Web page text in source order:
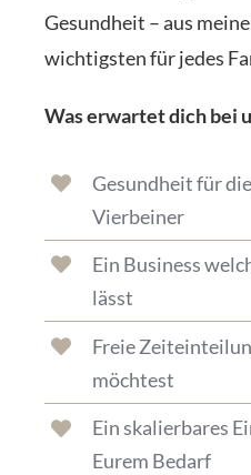
Gesundheit – aus
wichtigsten für jedes
Was erwartet dich bei
Gesundheit für
Vierbeiner
Ein Business
lässt
Freie
möchtest
Ein skalierbares
Eurem Bedarf